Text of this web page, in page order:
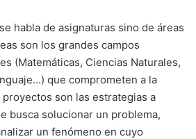
habla de asignaturas sino de áreas
son los grandes campos
(Matemáticas, Ciencias Naturales,
que comprometen a la
son las estrategias a
busca solucionar un problema,
un fenómeno en cuyo